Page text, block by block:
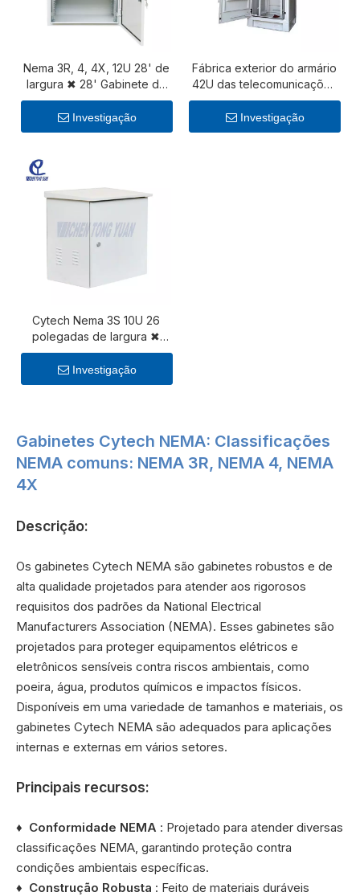
Nema 3R, 4, 4X, 12U 28' de
largura ✖ 28' Gabinete de
rede externa profunda
Investigação
Fábrica exterior do armário
42U das telecomunicações
IP55 Nema 3R
Investigação
Cytech Nema 3S 10U 26
polegadas de largura ✖
Gabinete de rack de
servidor externo profundo
de 26 polegadas
Investigação
Gabinetes Cytech NEMA: Classificações
NEMA comuns: NEMA 3R, NEMA 4, NEMA
4X
Descrição:
Os gabinetes Cytech NEMA são gabinetes robustos e de
alta qualidade projetados para atender aos rigorosos
requisitos dos padrões da National Electrical
Manufacturers Association (NEMA). Esses gabinetes são
projetados para proteger equipamentos elétricos e
eletrônicos sensíveis contra riscos ambientais, como
poeira, água, produtos químicos e impactos físicos.
Disponíveis em uma variedade de tamanhos e materiais, os
gabinetes Cytech NEMA são adequados para aplicações
internas e externas em vários setores.
Principais recursos:
♦ Conformidade NEMA : Projetado para atender diversas
classificações NEMA, garantindo proteção contra
condições ambientais específicas.
♦ Construção Robusta : Feito de materiais duráveis ​​